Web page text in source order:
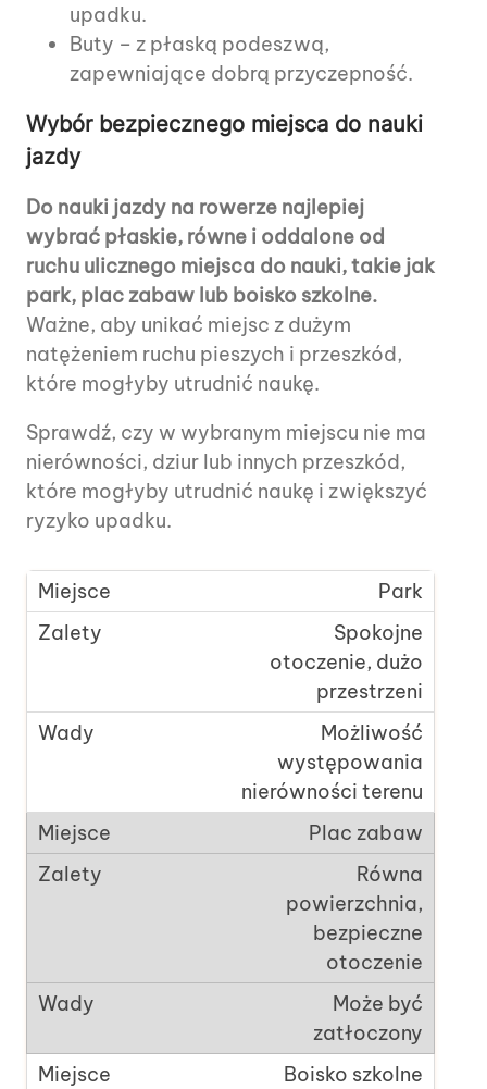
upadku.
Buty – z płaską podeszwą,
zapewniające dobrą przyczepność.
Wybór bezpiecznego miejsca do nauki
jazdy
Do nauki jazdy na rowerze najlepiej
wybrać płaskie, równe i oddalone od
ruchu ulicznego miejsca do nauki, takie jak
park, plac zabaw lub boisko szkolne.
Ważne, aby unikać miejsc z dużym
natężeniem ruchu pieszych i przeszkód,
które mogłyby utrudnić naukę.
Sprawdź, czy w wybranym miejscu nie ma
nierówności, dziur lub innych przeszkód,
które mogłyby utrudnić naukę i zwiększyć
ryzyko upadku.
Park
Spokojne
otoczenie, dużo
przestrzeni
Możliwość
występowania
nierówności terenu
Plac zabaw
Równa
powierzchnia,
bezpieczne
otoczenie
Może być
zatłoczony
Boisko szkolne